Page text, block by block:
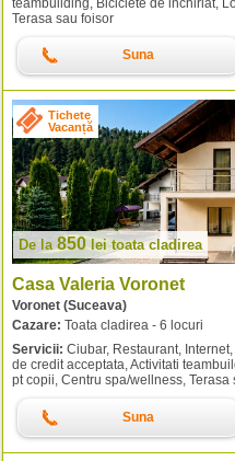
Terasa sau foisor
Suna
Tichete
Vacanță
De la 850 leitoata cladirea
Casa Valeria Voronet
Voronet (Suceava)
Cazare: Toata cladirea - 6 locuri
Servicii: Ciubar, Restaurant,
de credit acceptata, Activitati
pt copii, Centru spa/wellness, Terasa
Suna